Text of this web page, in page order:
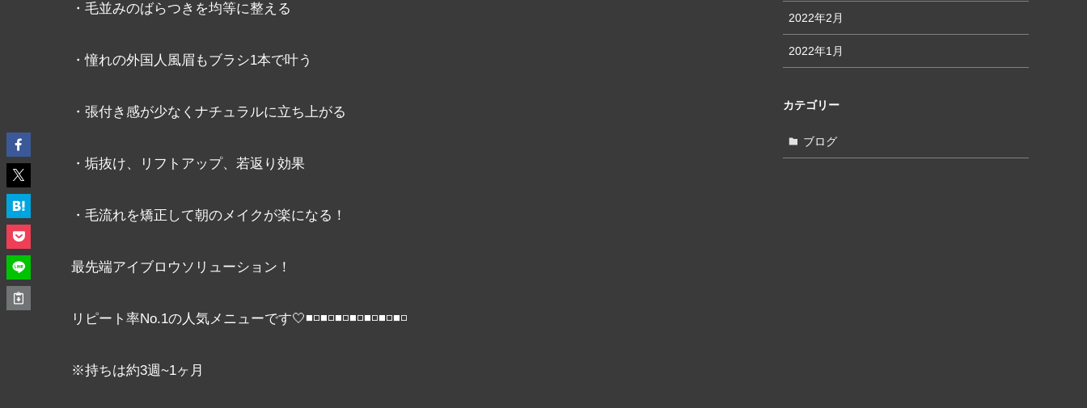
・毛並みのばらつきを均等に整える
・憧れの外国人風眉もブラシ1本で叶う
・張付き感が少なくナチュラルに立ち上がる
・垢抜け、リフトアップ、若返り効果
・毛流れを矯正して朝のメイクが楽になる！
最先端アイブロウソリューション！
リピート率No.1の人気メニューです🤍◾◽◾◽◾◽◾◽◾◽◾◽◾◽
※持ちは約3週~1ヶ月
2022年2月
2022年1月
カテゴリー
ブログ